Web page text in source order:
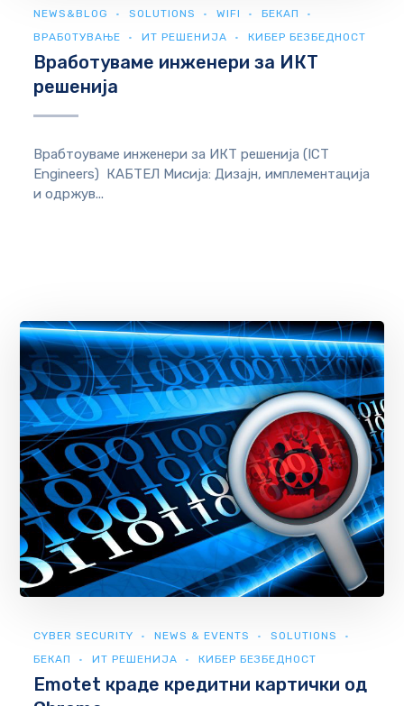
NEWS&BLOG SOLUTIONS WIFI
БЕКАП
ВРАБОТУВАЊЕ
ИТ РЕШЕНИЈА КИБЕР БЕЗБЕДНОСТ
Вработуваме инженери за ИКТ
решенија
Врабтоуваме инженери за ИКТ решенија (ICT
Engineers) КАБТЕЛ Мисија: Дизајн, имплементација
и одржув...
CYBER SECURITY NEWS & EVENTS
SOLUTIONS
БЕКАП
ИТ РЕШЕНИЈА КИБЕР БЕЗБЕДНОСТ
Emotet краде кредитни картички од